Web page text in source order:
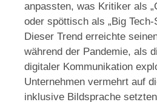
anpassten, was Kritiker als
oder spöttisch als „Big Tech-
Dieser Trend erreichte
während der Pandemie, als
digitaler Kommunikation
Unternehmen vermehrt auf
inklusive Bildsprache